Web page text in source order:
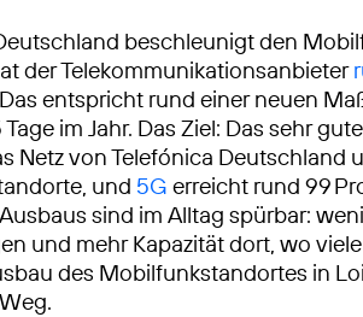
beschleunigt den
der Telekommunikationsanbieter
entspricht rund einer neuen
Tage im Jahr. Das Ziel: Das sehr
Netz von Telefónica Deutschland
und 5G erreicht rund 99
sind im Alltag spürbar:
und mehr Kapazität dort, wo
des Mobilfunkstandortes in